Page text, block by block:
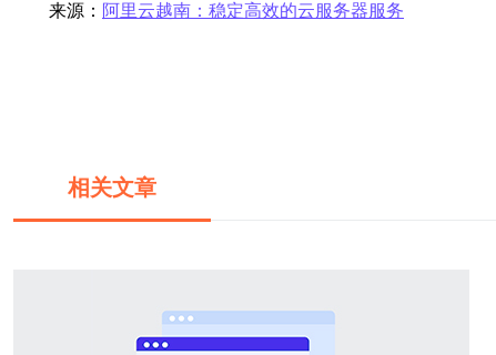
来源： 阿里云越南：稳定高效的云服务器服务
相关文章